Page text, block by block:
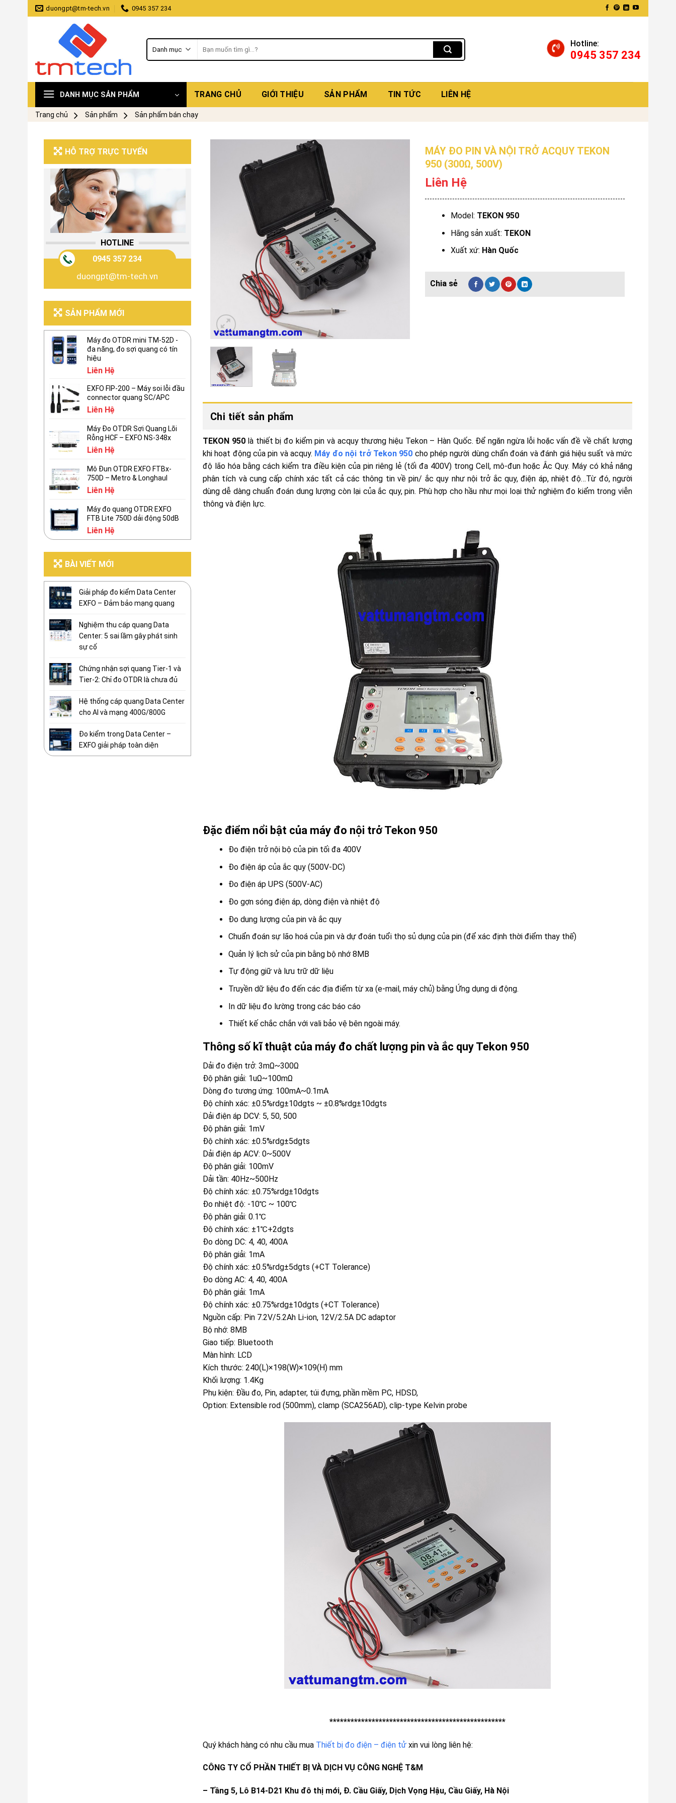
Skip
to
duongpt@tm-tech.vn 0945 357 234
kiếm:
Hotline:
0945 357 234
DANH MỤC SẢN PHẨM TRANG CHỦ GIỚI THIỆU SẢN PHẨM TIN TỨC LIÊN HỆ
Trang chủ Sản phẩm Sản phẩm bán chạy
MÁY ĐO PIN VÀ NỘI TRỞ ACQUY TEKON
950 (300Ω, 500V)
Liên Hệ
Model: TEKON 950
Hãng sản xuất: TEKON
Xuất xứ: Hàn Quốc
Chi tiết sản phẩm
TEKON 950là thiết bị đo kiểm pin và acquy thương hiệu Tekon – Hàn Quốc. Để ngăn ngừa lỗi hoặc vấn đề về chất lượng
khi hoạt động của pin và acquy. Máy đo nội trở Tekon 950 cho phép người dùng chẩn đoán và đánh giá hiệu suất và mức
độ lão hóa bằng cách kiểm tra điều kiện của pin riêng lẻ (tối đa 400V) trong Cell, mô-đun hoặc Ắc Quy. Máy có khả năng
phân tích và cung cấp chính xác tất cả các thông tin về pin/ ắc quy như nội trở ắc quy, điện áp, nhiệt độ…Từ đó, người
dùng dễ dàng chuẩn đoán dung lượng còn lại của ắc quy, pin. Phù hợp cho hầu như mọi loại thử nghiệm đo kiểm trong viễn
thông và điện lực.
Đặc điểm nổi bật của máy đo nội trở Tekon 950
Đo điện trở nội bộ của pin tối đa 400V
Đo điện áp của ắc quy (500V-DC)
Đo điện áp UPS (500V-AC)
Đo gợn sóng điện áp, dòng điện và nhiệt độ
Đo dung lượng của pin và ắc quy
Chuẩn đoán sự lão hoá của pin và dự đoán tuổi thọ sủ dụng của pin (để xác định thời điểm thay thế)
Quản lý lịch sử của pin bằng bộ nhớ 8MB
Tự động giữ và lưu trữ dữ liệu
Truyền dữ liệu đo đến các địa điểm từ xa (e-mail, máy chủ) bằng Ứng dụng di động.
In dữ liệu đo lường trong các báo cáo
Thiết kế chắc chắn với vali bảo vệ bên ngoài máy.
Thông số kĩ thuật của máy đo chất lượng pin và ắc quy Tekon 950
Dải đo điện trở: 3mΩ~300Ω
Độ phân giải: 1uΩ~100mΩ
Dòng đo tương ứng: 100mA~0.1mA
Độ chính xác: ±0.5%rdg±10dgts ~ ±0.8%rdg±10dgts
Dải điện áp DCV: 5, 50, 500
Độ phân giải: 1mV
Độ chính xác: ±0.5%rdg±5dgts
Dải điện áp ACV: 0~500V
Độ phân giải: 100mV
Dải tần: 40Hz~500Hz
Độ chính xác: ±0.75%rdg±10dgts
Đo nhiệt độ: -10℃ ~ 100℃
Độ phân giải: 0.1℃
Độ chính xác: ±1℃+2dgts
Đo dòng DC: 4, 40, 400A
Độ phân giải: 1mA
Độ chính xác: ±0.5%rdg±5dgts (+CT Tolerance)
Đo dòng AC: 4, 40, 400A
Độ phân giải: 1mA
Độ chính xác: ±0.75%rdg±10dgts (+CT Tolerance)
Nguồn cấp: Pin 7.2V/5.2Ah Li-ion, 12V/2.5A DC adaptor
Bộ nhớ: 8MB
Giao tiếp: Bluetooth
Màn hình: LCD
Kích thước: 240(L)×198(W)×109(H) mm
Khối lượng: 1.4Kg
Phụ kiện: Đầu đo, Pin, adapter, túi đựng, phần mềm PC, HDSD,
Option: Extensible rod (500mm), clamp (SCA256AD), clip-type Kelvin probe
**************************************************
Quý khách hàng có nhu cầu mua Thiết bị đo điện – điện tửxin vui lòng liên hệ:
CÔNG TY CỔ PHẦN THIẾT BỊ VÀ DỊCH VỤ CÔNG NGHỆ T&M
– Tầng 5, Lô B14-D21 Khu đô thị mới, Đ. Cầu Giấy, Dịch Vọng Hậu, Cầu Giấy, Hà Nội
HỖ TRỢ TRỰC TUYẾN
HOTLINE
0945 357 234
duongpt@tm-tech.vn
SẢN PHẨM MỚI
Máy đo OTDR mini TM-52D -
đa năng, đo sợi quang có tín
hiệu
Liên Hệ
EXFO FIP-200 – Máy soi lỗi đầu
connector quang SC/APC
Liên Hệ
Máy Đo OTDR Sợi Quang Lõi
Rỗng HCF – EXFO NS-348x
Liên Hệ
Mô Đun OTDR EXFO FTBx-
750D – Metro & Longhaul
Liên Hệ
Máy đo quang OTDR EXFO
FTB Lite 750D dải động 50dB
Liên Hệ
BÀI VIẾT MỚI
Giải pháp đo kiểm Data Center
EXFO – Đảm bảo mạng quang
Nghiệm thu cáp quang Data
Center: 5 sai lầm gây phát sinh
sự cố
Chứng nhận sợi quang Tier-1 và
Tier-2: Chỉ đo OTDR là chưa đủ
Hệ thống cáp quang Data Center
cho AI và mạng 400G/800G
Đo kiểm trong Data Center –
EXFO giải pháp toàn diện